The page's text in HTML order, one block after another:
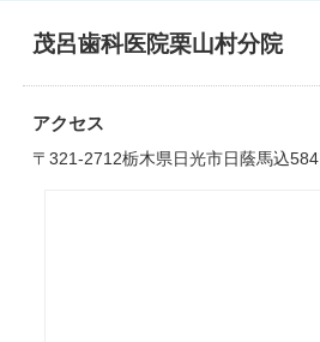
茂呂歯科医院栗山村分院
アクセス
〒321-2712栃木県日光市日蔭馬込584